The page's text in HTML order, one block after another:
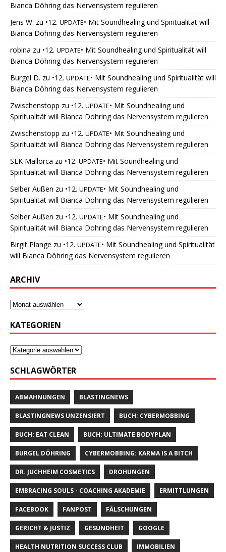
Bianca Döhring das Nervensystem regulieren
Jens W. zu •12. UPDATE• Mit Soundhealing und Spiritualität will
Bianca Döhring das Nervensystem regulieren
robina zu •12. UPDATE• Mit Soundhealing und Spiritualität will
Bianca Döhring das Nervensystem regulieren
Burgel D. zu •12. UPDATE• Mit Soundhealing und Spiritualität will
Bianca Döhring das Nervensystem regulieren
Zwischenstopp zu •12. UPDATE• Mit Soundhealing und
Spiritualität will Bianca Döhring das Nervensystem regulieren
Zwischenstopp zu •12. UPDATE• Mit Soundhealing und
Spiritualität will Bianca Döhring das Nervensystem regulieren
SEK Mallorca zu •12. UPDATE• Mit Soundhealing und
Spiritualität will Bianca Döhring das Nervensystem regulieren
Selber Außen zu •12. UPDATE• Mit Soundhealing und
Spiritualität will Bianca Döhring das Nervensystem regulieren
Selber Außen zu •12. UPDATE• Mit Soundhealing und
Spiritualität will Bianca Döhring das Nervensystem regulieren
Birgit Plange zu •12. UPDATE• Mit Soundhealing und Spiritualität
will Bianca Döhring das Nervensystem regulieren
ARCHIV
KATEGORIEN
SCHLAGWÖRTER
ABMAHNUNGEN BLASTINGNEWS
BLASTINGNEWS UNZENSIERT BUCH: CYBERMOBBING
BUCH: EAT CLEAN BUCH: ULTIMATE BODYPLAN
BURGEL DÖHRING CYBERMOBBING: KARMA IS A BITCH
DR. JUCHHEIM COSMETICS DROHUNGEN
EMBRACING SOULS - COACHING AKADEMIE ERMITTLUNGEN
FACEBOOK FANPOST FÄLSCHUNGEN
GERICHT & JUSTIZ GESUNDHEIT GOOGLE
HEALTH NUTRITION SUCCESS CLUB IMMOBILIEN